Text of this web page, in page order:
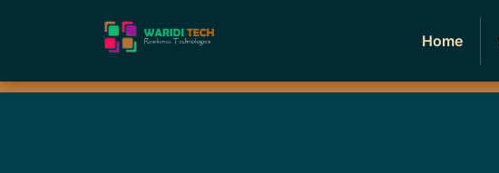
Home